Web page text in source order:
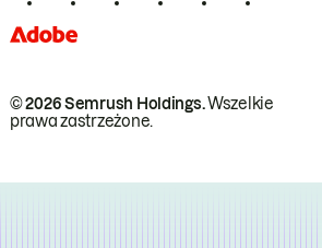
© 2026 Semrush Holdings.Wszelkie
prawa zastrzeżone.